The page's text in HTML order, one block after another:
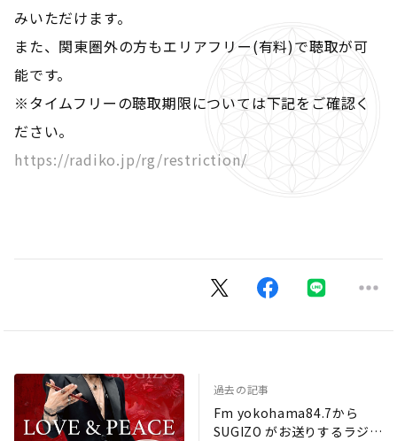
みいただけます。
また、関東圏外の方もエリアフリー(有料)で聴取が可
能です。
※タイムフリーの聴取期限については下記をご確認く
ださい。
https://radiko.jp/rg/restriction/
過去の記事
Fm yokohama84.7から
SUGIZO がお送りするラジオ